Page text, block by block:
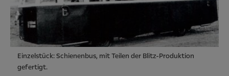
Einzelstück: Schienenbus, mit Teilen der Blitz-Produktion
gefertigt.